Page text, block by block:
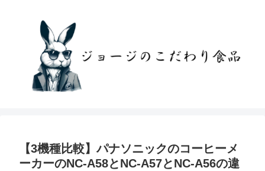
【3機種比較】パナソニックのコーヒーメ
ーカーのNC-A58とNC-A57とNC-A56の違